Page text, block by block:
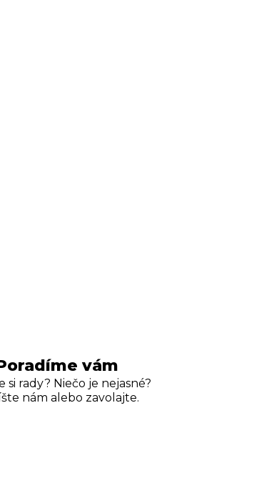
vám
si rady? Niečo je nejasné?
nám alebo zavolajte.